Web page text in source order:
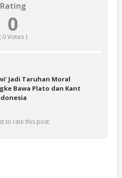
Rating
0
( 0Votes )
Jadi Taruhan Moral
Bawa Plato dan Kant
to rate this post.